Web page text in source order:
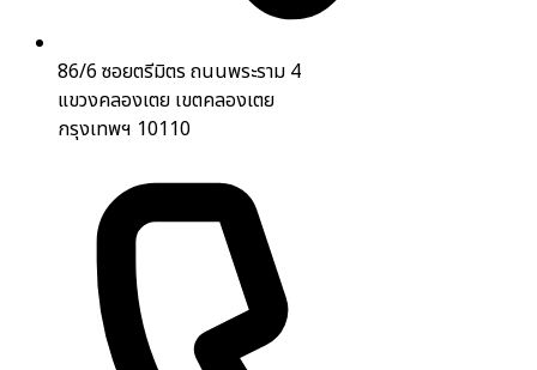
86/6 ซอยตรีมิตร ถนนพระราม 4
แขวงคลองเตย เขตคลองเตย
กรุงเทพฯ 10110